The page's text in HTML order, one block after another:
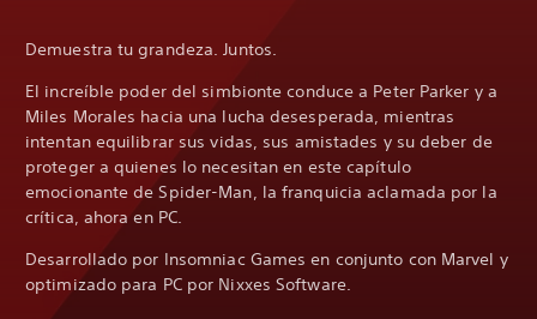
Demuestra tu grandeza. Juntos.
El increíble poder del simbionte conduce a Peter Parker y a
Miles Morales hacia una lucha desesperada, mientras
intentan equilibrar sus vidas, sus amistades y su deber de
proteger a quienes lo necesitan en este capítulo
emocionante de Spider-Man, la franquicia aclamada por la
crítica, ahora en PC.
Desarrollado por Insomniac Games en conjunto con Marvel y
optimizado para PC por Nixxes Software.